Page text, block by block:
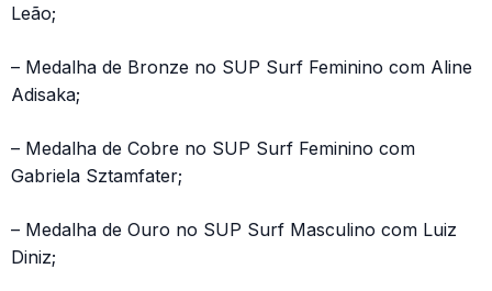
Leão;
– Medalha de Bronze no SUP Surf Feminino com Aline
Adisaka;
– Medalha de Cobre no SUP Surf Feminino com
Gabriela Sztamfater;
– Medalha de Ouro no SUP Surf Masculino com Luiz
Diniz;